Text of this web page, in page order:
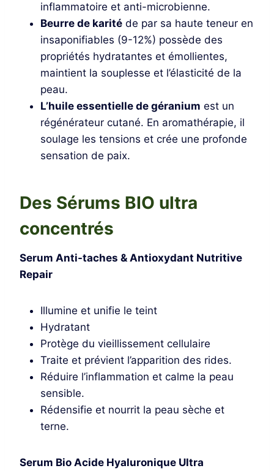
inflammatoire et anti-microbienne.
Beurre de karité de par sa haute teneur en
insaponifiables (9-12%) possède des
propriétés hydratantes et émollientes,
maintient la souplesse et l’élasticité de la
peau.
L’huile essentielle de géranium est un
régénérateur cutané. En aromathérapie, il
soulage les tensions et crée une profonde
sensation de paix.
Des Sérums BIO ultra
concentrés
Serum Anti-taches & Antioxydant Nutritive
Repair
Illumine et unifie le teint
Hydratant
Protège du vieillissement cellulaire
Traite et prévient l’apparition des rides.
Réduire l’inflammation et calme la peau
sensible.
Rédensifie et nourrit la peau sèche et
terne.
Serum Bio Acide Hyaluronique Ultra